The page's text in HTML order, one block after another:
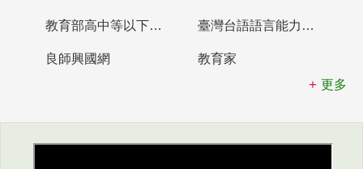
教育部高中等以下學校及幼兒園教師資格檢定考試 臺灣台語語言能力認證網站
良師興國網
教育家
更多